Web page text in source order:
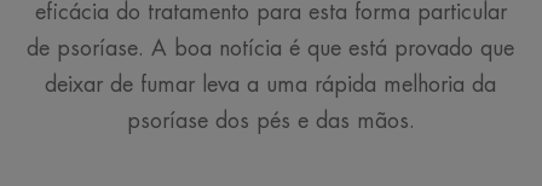
eficácia do tratamento para esta forma particular
de psoríase. A boa notícia é que está provado que
deixar de fumar leva a uma rápida melhoria da
psoríase dos pés e das mãos.